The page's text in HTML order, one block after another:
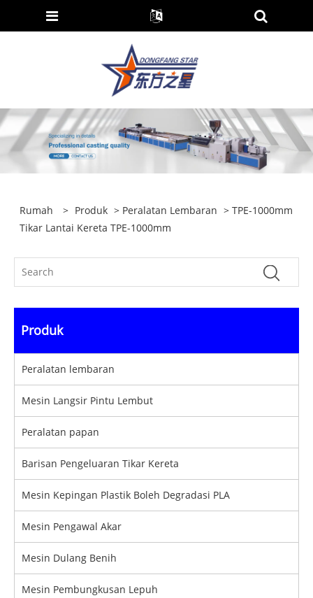
Rumah > Produk > Peralatan Lembaran > TPE-1000mm
Tikar Lantai Kereta TPE-1000mm
Produk
Peralatan lembaran
Mesin Langsir Pintu Lembut
Peralatan papan
Barisan Pengeluaran Tikar Kereta
Mesin Kepingan Plastik Boleh Degradasi PLA
Mesin Pengawal Akar
Mesin Dulang Benih
Mesin Pembungkusan Lepuh